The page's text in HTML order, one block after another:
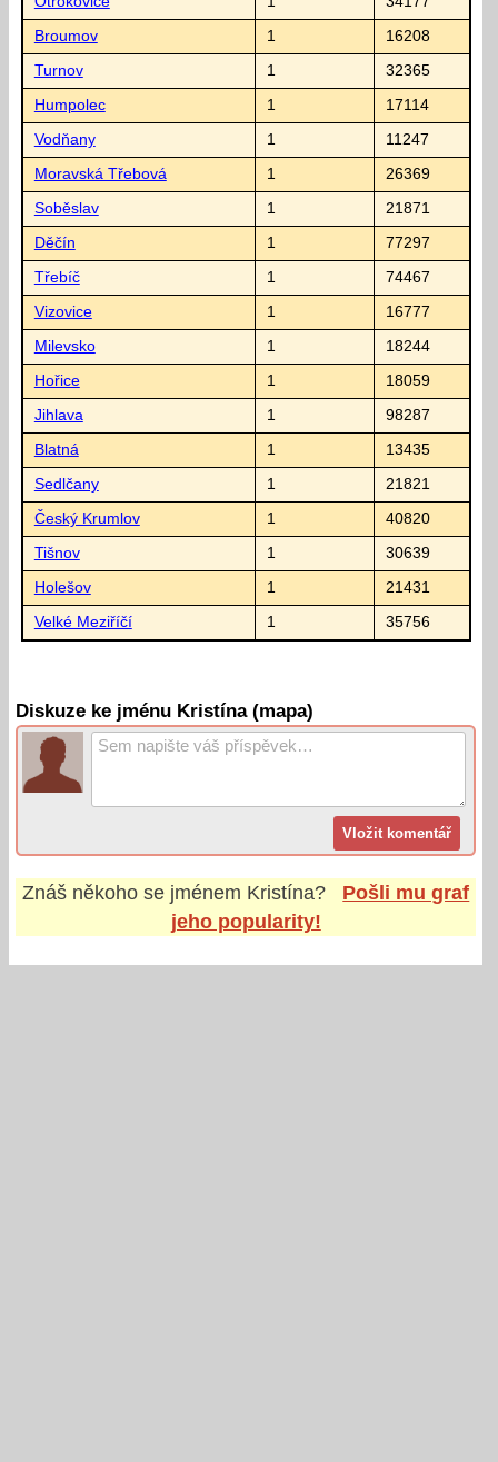
Broumov 1 16208
Turnov 1 32365
Humpolec 1 17114
Vodňany 1 11247
Moravská Třebová 1 26369
Soběslav 1 21871
Děčín 1 77297
Třebíč 1 74467
Vizovice 1 16777
Milevsko 1 18244
Hořice 1 18059
Jihlava 1 98287
Blatná 1 13435
Sedlčany 1 21821
Český Krumlov 1 40820
Tišnov 1 30639
Holešov 1 21431
Velké Meziříčí 1 35756
Diskuze ke jménu Kristína (mapa)
Znáš někoho se jménem Kristína?
Pošli mu graf
jeho popularity!